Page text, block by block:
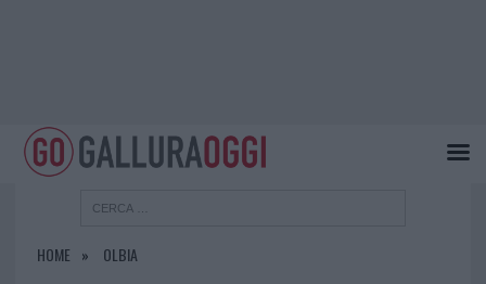
HOME OLBIA